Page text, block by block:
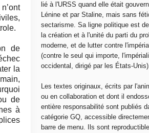
de
la
de
à
lié à l'URSS quand elle était
Lénine et par Staline, mais sans
sectarisme. Sa ligne politique est
la création et à l'unité du parti du
moderne, et de lutter contre
(contre le seul qui importe,
occidental, dirigé par les États-
Les textes originaux, écrits par
ou en collaboration et dont il
entière responsabilité sont publiés
catégorie GQ, accessible
barre de menu. Ils sont